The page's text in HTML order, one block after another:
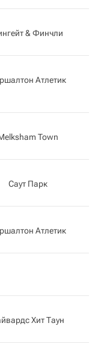
& Финчли
Атлетик
Town
Саут Парк
Атлетик
Хит Таун